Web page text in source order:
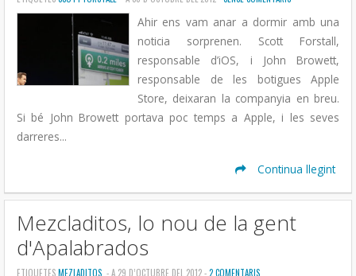
Ahir ens vam anar a dormir amb una
noticia sorprenen. Scott Forstall,
responsable d’iOS, i John Browett,
responsable de les botigues Apple
Store, deixaran la companyia en breu.
Si bé John Browett portava poc temps a Apple, i les seves
darreres...
Continua llegint
Mezcladitos, lo nou de la gent
d'Apalabrados
ETIQUETESMEZLADITOS - A 29 D’OCTUBRE DEL 2012 -2 COMENTARIS